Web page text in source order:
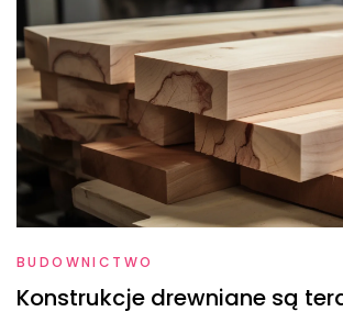
BUDOWNICTWO
Konstrukcje drewniane są